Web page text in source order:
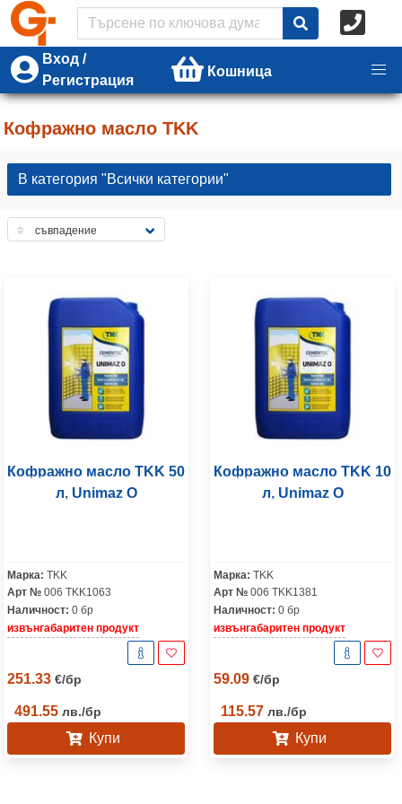
Вход /
Регистрация
Кошница
Кофражно масло TKK
В категория "Всички категории"
Кофражно масло TKK 50
л, Unimaz O
Марка: TKK
Арт № 006 TKK1063
Наличност: 0 бр
извънгабаритен продукт
251.33 €/бр
491.55 лв./бр
Купи
Кофражно масло TKK 10
л, Unimaz O
Марка: TKK
Арт № 006 TKK1381
Наличност: 0 бр
извънгабаритен продукт
59.09 €/бр
115.57 лв./бр
Купи